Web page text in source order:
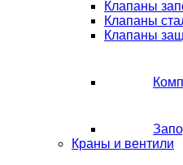
Клапаны
Клапаны
Клапаны
Краны и вентили